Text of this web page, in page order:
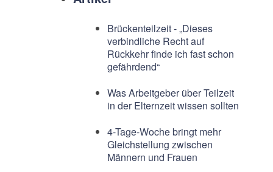
Brückenteilzeit - „Dieses
verbindliche Recht auf
Rückkehr finde ich fast schon
gefährdend“
Was Arbeitgeber über Teilzeit
in der Elternzeit wissen sollten
4-Tage-Woche bringt mehr
Gleichstellung zwischen
Männern und Frauen